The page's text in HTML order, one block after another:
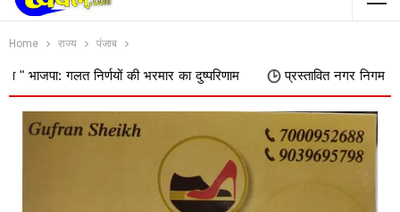
Home राज्य पंजाब
निर्णयों की भरमार का दुष्परिणाम प्रस्तावित नगर निगम में शामिल किए